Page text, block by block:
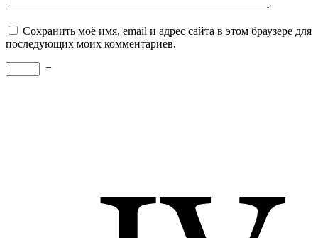
Сохранить моё имя, email и адрес сайта в этом браузере для
последующих моих комментариев.
−